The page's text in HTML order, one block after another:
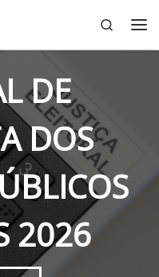
Search
DE
DOS
2026